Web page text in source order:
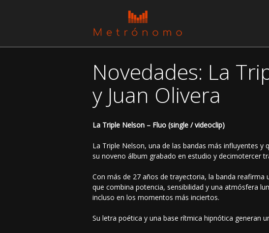
Novedades: La
y Juan Olivera
La Triple Nelson – Fluo (single / videoclip)
La Triple Nelson, una de las bandas más influyentes
su noveno álbum grabado en estudio y decimotercer
Con más de 27 años de trayectoria, la banda reafirma
que combina potencia, sensibilidad y una atmósfera
incluso en los momentos más inciertos.
Su letra poética y una base rítmica hipnótica generan